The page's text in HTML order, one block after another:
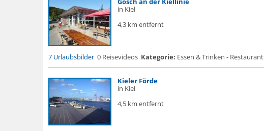
in Kiel
4,3 km entfernt
7 Urlaubsbilder 0 Reisevideos Kategorie: Essen & Trinken - Restaurant
Kieler Förde
in Kiel
4,5 km entfernt